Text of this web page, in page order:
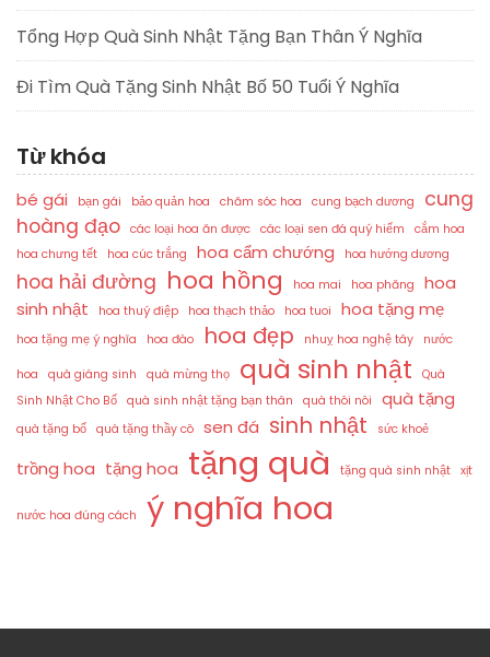
Tổng Hợp Quà Sinh Nhật Tặng Bạn Thân Ý Nghĩa
Đi Tìm Quà Tặng Sinh Nhật Bố 50 Tuổi Ý Nghĩa
Từ khóa
bé gái bạn gái bảo quản hoa chăm sóc hoa cung bạch dương
cung
hoàng đạo các loại hoa ăn được các loại sen đá quý hiếm
cắm hoa
hoa chưng tết
hoa cúc trắng hoa cẩm chướng hoa hướng dương
hoa hải đường hoa hồng hoa mai hoa phăng
hoa
sinh nhật
hoa thuý điệp hoa thạch thảo hoa tuoi hoa tặng mẹ
hoa tặng mẹ ý nghĩa hoa đào hoa đẹp nhuỵ hoa nghệ tây nước
hoa quà giáng sinh quà mừng thọ quà sinh nhật
Quà
Sinh Nhật Cho Bố quà sinh nhật tặng bạn thân quà thôi nôi quà tặng
quà tặng bố quà tặng thầy cô sen đá sinh nhật sức khoẻ
trồng hoa tặng hoa tặng quà tặng quà sinh nhật xịt
nước hoa đúng cách ý nghĩa hoa